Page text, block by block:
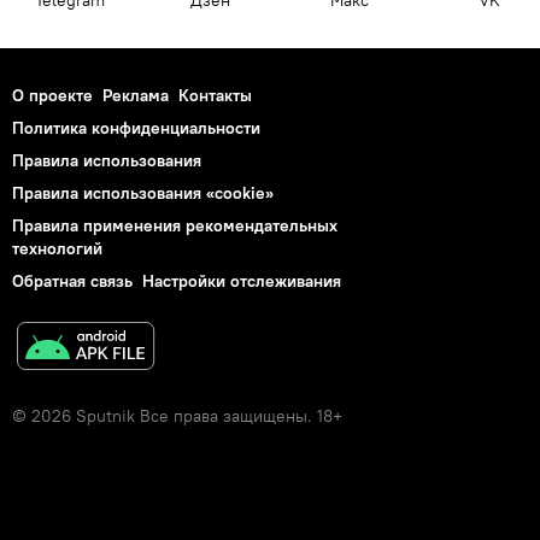
О проекте Реклама Контакты
Политика конфиденциальности
Правила использования
Правила использования «cookie»
Правила применения рекомендательных
технологий
Обратная связь Настройки отслеживания
© 2026 Sputnik Все права защищены. 18+